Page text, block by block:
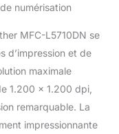
Bac
papier de
extensible
1 290 feuilles 11
(noir),
disponible,
numérisation
MFC-L5710DN se
d’impression et de
maximale
1.200 x 1.200 dpi,
remarquable. La
impressionnante